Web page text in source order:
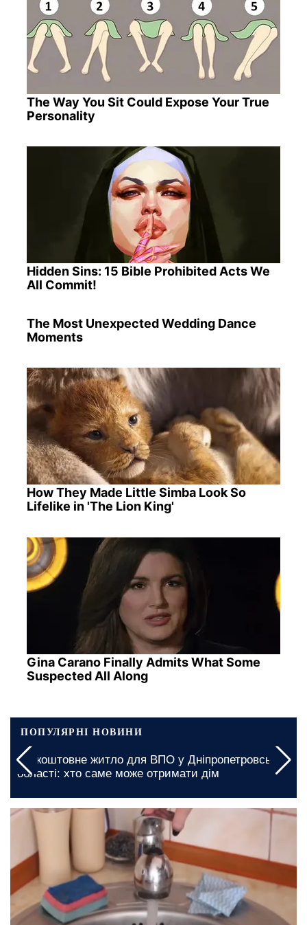
The Way You Sit Could Expose Your True
Personality
Hidden Sins: 15 Bible Prohibited Acts We
All Commit!
The Most Unexpected Wedding Dance
Moments
How They Made Little Simba Look So
Lifelike in 'The Lion King'
Gina Carano Finally Admits What Some
Suspected All Along
ПОПУЛЯРНІ НОВИНИ
Графіки відключення світла в Київській області на
5 серпня: які зміни підготували за десятками
адрес
сьогодні, 09:40